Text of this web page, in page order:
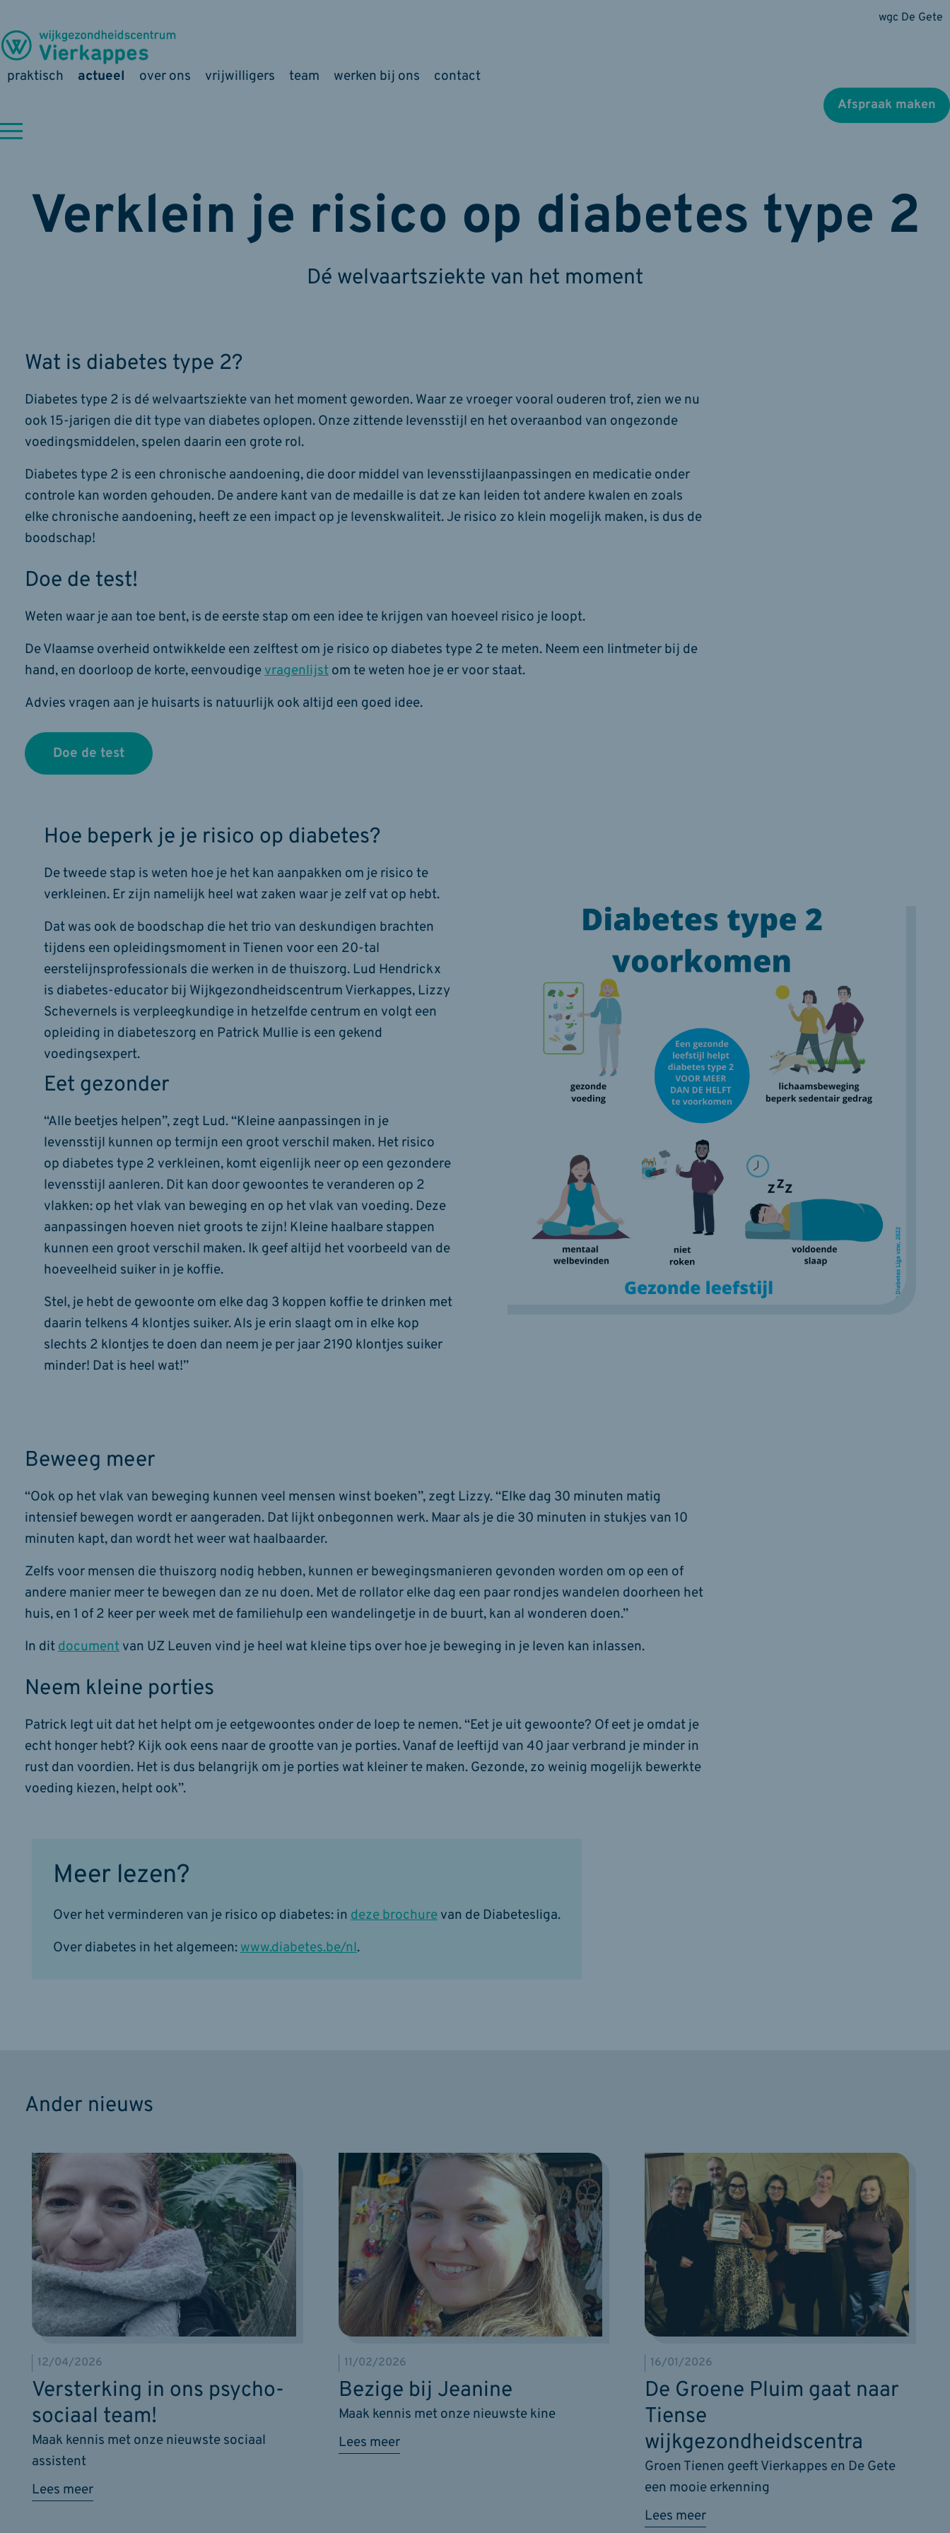
wgc De Gete
praktisch actueel over ons vrijwilligers team werken bij ons contact
Afspraak maken
Verklein je risico op diabetes type 2
Dé welvaartsziekte van het moment
Wat is diabetes type 2?
Diabetes type 2 is dé welvaartsziekte van het moment geworden. Waar ze vroeger vooral ouderen trof, zien we nu
ook 15-jarigen die dit type van diabetes oplopen. Onze zittende levensstijl en het overaanbod van ongezonde
voedingsmiddelen, spelen daarin een grote rol.
Diabetes type 2 is een chronische aandoening, die door middel van levensstijlaanpassingen en medicatie onder
controle kan worden gehouden. De andere kant van de medaille is dat ze kan leiden tot andere kwalen en zoals
elke chronische aandoening, heeft ze een impact op je levenskwaliteit. Je risico zo klein mogelijk maken, is dus de
boodschap!
Doe de test!
Weten waar je aan toe bent, is de eerste stap om een idee te krijgen van hoeveel risico je loopt.
De Vlaamse overheid ontwikkelde een zelftest om je risico op diabetes type 2 te meten. Neem een lintmeter bij de
hand, en doorloop de korte, eenvoudigevragenlijst om te weten hoe je er voor staat.
Advies vragen aan je huisarts is natuurlijk ook altijd een goed idee.
Doe de test
Hoe beperk je je risico op diabetes?
De tweede stap is weten hoe je het kan aanpakken om je risico te
verkleinen. Er zijn namelijk heel wat zaken waar je zelf vat op hebt.
Dat was ook de boodschap die het trio van deskundigen brachten
tijdens een opleidingsmoment in Tienen voor een 20-tal
eerstelijnsprofessionals die werken in de thuiszorg. Lud Hendrickx
is diabetes-educator bij Wijkgezondheidscentrum Vierkappes, Lizzy
Schevernels is verpleegkundige in hetzelfde centrum en volgt een
opleiding in diabeteszorg en Patrick Mullie is een gekend
voedingsexpert.
Eet gezonder
“Alle beetjes helpen”, zegt Lud. “Kleine aanpassingen in je
levensstijl kunnen op termijn een groot verschil maken. Het risico
op diabetes type 2 verkleinen, komt eigenlijk neer op een gezondere
levensstijl aanleren. Dit kan door gewoontes te veranderen op 2
vlakken: op het vlak van beweging en op het vlak van voeding. Deze
aanpassingen hoeven niet groots te zijn! Kleine haalbare stappen
kunnen een groot verschil maken. Ik geef altijd het voorbeeld van de
hoeveelheid suiker in je koffie.
Stel, je hebt de gewoonte om elke dag 3 koppen koffie te drinken met
daarin telkens 4 klontjes suiker. Als je erin slaagt om in elke kop
slechts 2 klontjes te doen dan neem je per jaar 2190 klontjes suiker
minder! Dat is heel wat!”
Beweeg meer
“Ook op het vlak van beweging kunnen veel mensen winst boeken”, zegt Lizzy. “Elke dag 30 minuten matig
intensief bewegen wordt er aangeraden. Dat lijkt onbegonnen werk. Maar als je die 30 minuten in stukjes van 10
minuten kapt, dan wordt het weer wat haalbaarder.
Zelfs voor mensen die thuiszorg nodig hebben, kunnen er bewegingsmanieren gevonden worden om op een of
andere manier meer te bewegen dan ze nu doen. Met de rollator elke dag een paar rondjes wandelen doorheen het
huis, en 1 of 2 keer per week met de familiehulp een wandelingetje in de buurt, kan al wonderen doen.”
In ditdocument van UZ Leuven vind je heel wat kleine tips over hoe je beweging in je leven kan inlassen.
Neem kleine porties
Patrick legt uit dat het helpt om je eetgewoontes onder de loep te nemen. “Eet je uit gewoonte? Of eet je omdat je
echt honger hebt? Kijk ook eens naar de grootte van je porties. Vanaf de leeftijd van 40 jaar verbrand je minder in
rust dan voordien. Het is dus belangrijk om je porties wat kleiner te maken. Gezonde, zo weinig mogelijk bewerkte
voeding kiezen, helpt ook”.
Meer lezen?
Over het verminderen van je risico op diabetes: in deze brochure van de Diabetesliga.
Over diabetes in het algemeen:www.diabetes.be/nl.
Ander nieuws
Lees meer
Maak kennis met onze nieuwste sociaal
assistent
Versterking in ons psycho-
sociaal team!
12/04/2026
Lees meer
Maak kennis met onze nieuwste kine
Bezige bij Jeanine
11/02/2026
Lees meer
Groen Tienen geeft Vierkappes en De Gete
een mooie erkenning
De Groene Pluim gaat naar
Tiense
wijkgezondheidscentra
16/01/2026